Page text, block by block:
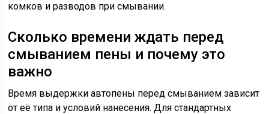
комков и разводов при смывании.
Сколько времени ждать перед
смыванием пены и почему это
важно
Время выдержки автопены перед смыванием зависит
от её типа и условий нанесения. Для стандартных